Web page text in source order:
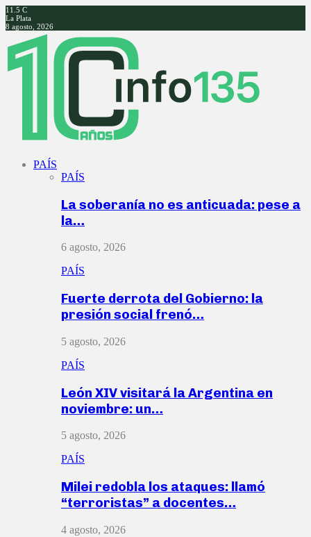
11.5 C
La Plata
8 agosto, 2026
Facebook
Twitter
Instagram
Youtube
PAÍS
PAÍS
La soberanía no es anticuada: pese a
la…
6 agosto, 2026
PAÍS
Fuerte derrota del Gobierno: la
presión social frenó…
5 agosto, 2026
PAÍS
León XIV visitará la Argentina en
noviembre: un…
5 agosto, 2026
PAÍS
Milei redobla los ataques: llamó
“terroristas” a docentes…
4 agosto, 2026